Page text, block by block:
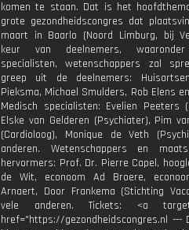
komen te staan. Dat is het
grote gezondheidscongres dat
maart in Baarlo (Noord Limburg, bij
keur van deelnemers,
specialisten, wetenschappers zal
greep uit de deelnemers:
Pieksma, Michael Smulders, Rob Elens
Medisch specialisten: Evelien Peeters
Elske van Gelderen (Psychiater), Pim
(Cardioloog), Monique de Veth
anderen. Wetenschappers en
hervormers: Prof. Dr. Pierre Capel,
de Wit, econoom Ad Broere,
Arnaert, Door Frankema (Stichting
vele anderen. Tickets: <a
href="https://gezondheidscongres.nl ---